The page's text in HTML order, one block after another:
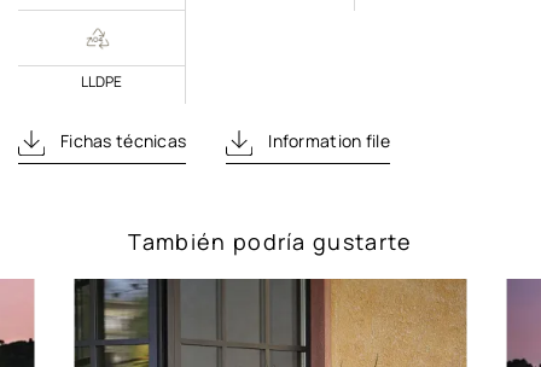
LLDPE
Fichas técnicas Information file
También podría gustarte